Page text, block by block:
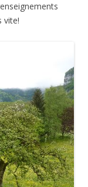
vite!